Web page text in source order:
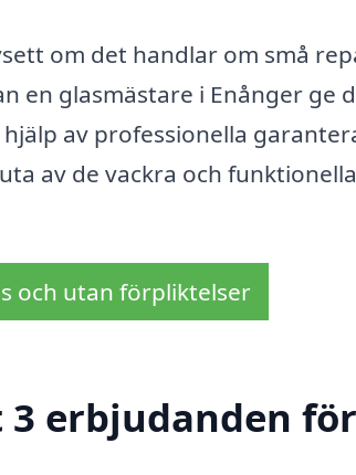
om det handlar om små
en glasmästare i Enånger ge
av professionella
av de vackra och
och utan förpliktelser
erbjudanden